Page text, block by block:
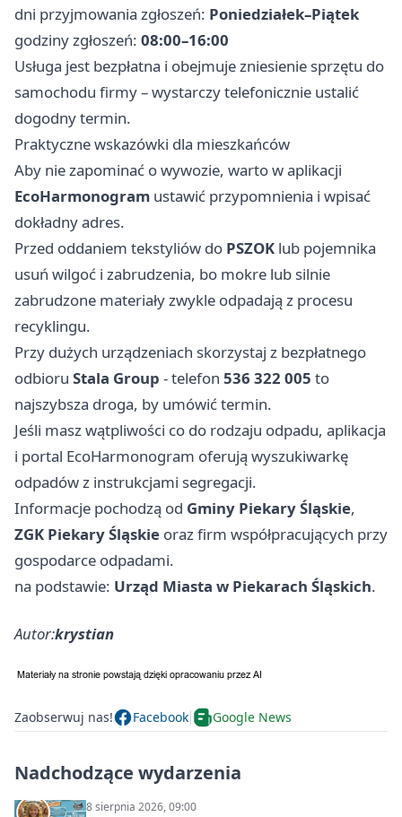
dni przyjmowania zgłoszeń: Poniedziałek–Piątek
godziny zgłoszeń: 08:00–16:00
Usługa jest bezpłatna i obejmuje zniesienie sprzętu do
samochodu firmy – wystarczy telefonicznie ustalić
dogodny termin.
Praktyczne wskazówki dla mieszkańców
Aby nie zapominać o wywozie, warto w aplikacji
EcoHarmonogram ustawić przypomnienia i wpisać
dokładny adres.
Przed oddaniem tekstyliów do PSZOK lub pojemnika
usuń wilgoć i zabrudzenia, bo mokre lub silnie
zabrudzone materiały zwykle odpadają z procesu
recyklingu.
Przy dużych urządzeniach skorzystaj z bezpłatnego
odbioru Stala Group - telefon 536 322 005 to
najszybsza droga, by umówić termin.
Jeśli masz wątpliwości co do rodzaju odpadu, aplikacja
i portal EcoHarmonogram oferują wyszukiwarkę
odpadów z instrukcjami segregacji.
Informacje pochodzą od Gminy Piekary Śląskie,
ZGK Piekary Śląskie oraz firm współpracujących przy
gospodarce odpadami.
na podstawie: Urząd Miasta w Piekarach Śląskich.
Autor:krystian
Zaobserwuj nas! Facebook Google News
Nadchodzące wydarzenia
8 sierpnia 2026, 09:00